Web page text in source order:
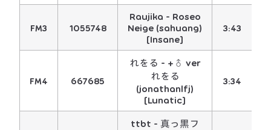
FM3 1055748
Raujika - Roseo
Neige (sahuang)
[Insane]
3:43
FM4 667685
れをる - +♂ ver
れをる
(jonathanlfj)
[Lunatic]
3:34
ttbt - 真っ黒フ